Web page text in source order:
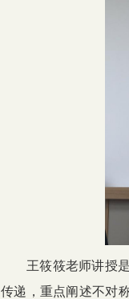
王筱筱老师讲授
传递，重点阐述不对